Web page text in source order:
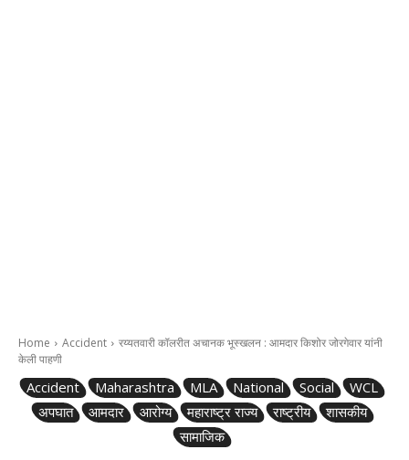
Home Accident
रय्यतवारी कॉलरीत अचानक भूस्खलन : आमदार किशोर जोरगेवार यांनी
केली पाहणी
Accident Maharashtra MLA National Social
WCL
अपघात
आमदार आरोग्य महाराष्ट्र राज्य राष्ट्रीय
शासकीय
सामाजिक